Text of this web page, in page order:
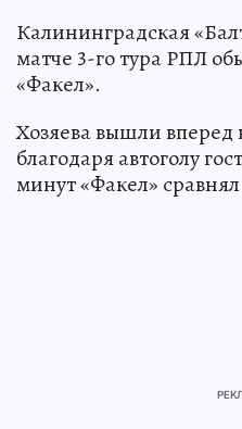
Калининградская
матче 3-го тура РПЛ
«Факел».
Хозяева вышли вперед
благодаря автоголу
минут «Факел» сравнял